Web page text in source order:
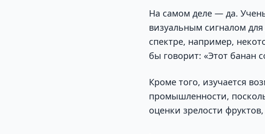
На самом деле — да.
визуальным сигналом
спектре, например,
бы говорит: «Этот банан
Кроме того, изучается
промышленности,
оценки зрелости